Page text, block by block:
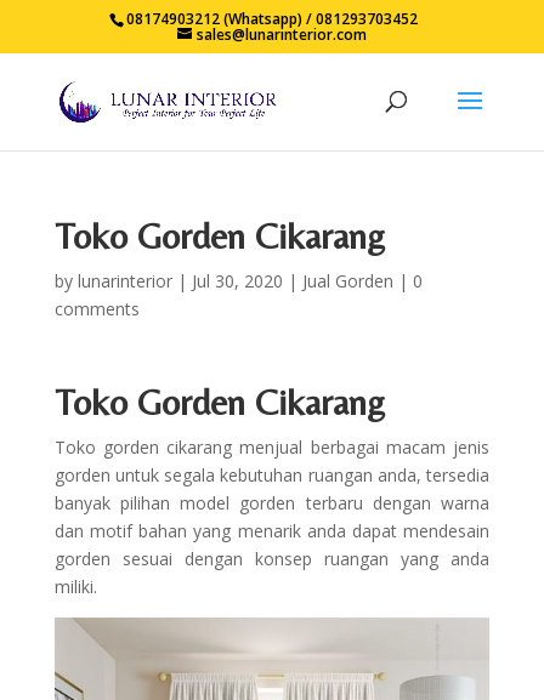
08174903212 (Whatsapp) / 081293703452
sales@lunarinterior.com
Toko Gorden Cikarang
by lunarinterior| Jul 30, 2020 | Jual Gorden | 0
comments
Toko Gorden Cikarang
Toko gorden cikarang menjual berbagai macam jenis
gorden untuk segala kebutuhan ruangan anda, tersedia
banyak pilihan model gorden terbaru dengan warna
dan motif bahan yang menarik anda dapat mendesain
gorden sesuai dengan konsep ruangan yang anda
miliki.